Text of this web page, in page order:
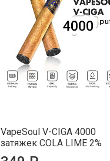
VapeSoul V-CIGA 4000
затяжек COLA LIME 2%